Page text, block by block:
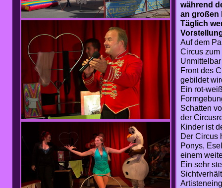
während
an großen
Täglich
Auf dem
Circus zum
Front des
gebildet
Ein rot-
Schatten
der
Kinder ist
Der Circus
Ponys,
einem
Ein sehr